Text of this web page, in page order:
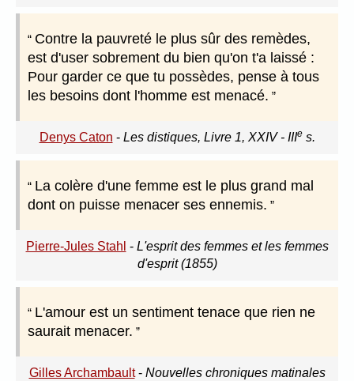
Contre la pauvreté le plus sûr des remèdes,
est d'user sobrement du bien qu'on t'a laissé :
Pour garder ce que tu possèdes, pense à tous
les besoins dont l'homme est menacé.
Denys Caton - Les distiques, Livre 1, XXIV - IIIes.
La colère d'une femme est le plus grand mal
dont on puisse menacer ses ennemis.
Pierre-Jules Stahl - L'esprit des femmes et les femmes
d'esprit (1855)
L'amour est un sentiment tenace que rien ne
saurait menacer.
Gilles Archambault- Nouvelles chroniques matinales